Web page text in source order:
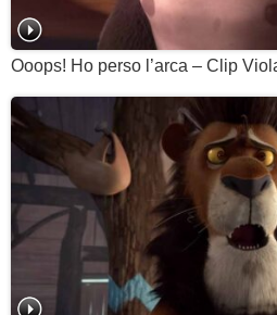
Ooops! Ho perso l’arca – Clip